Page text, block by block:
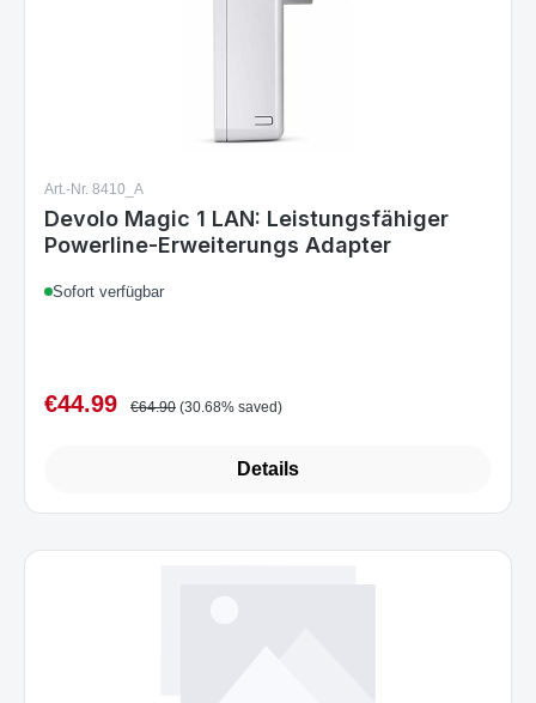
Art.-Nr. 8410_A
Devolo Magic 1 LAN: Leistungsfähiger
Powerline-Erweiterungs Adapter
Sofort verfügbar
Sale price:
€44.99 €64.90 (30.68% saved)
Details